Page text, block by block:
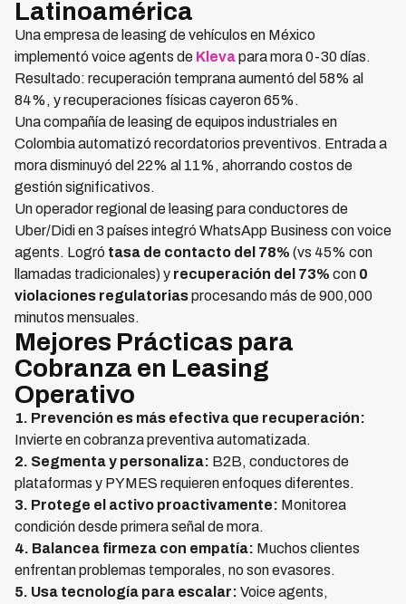
Latinoamérica
Una empresa de leasing de vehículos en México
implementó voice agents de Klevapara mora 0-30 días.
Resultado: recuperación temprana aumentó del 58% al
84%, y recuperaciones físicas cayeron 65%.
Una compañía de leasing de equipos industriales en
Colombia automatizó recordatorios preventivos. Entrada a
mora disminuyó del 22% al 11%, ahorrando costos de
gestión significativos.
Un operador regional de leasing para conductores de
Uber/Didi en 3 países integró WhatsApp Business con voice
agents. Logró tasa de contacto del 78% (vs 45% con
llamadas tradicionales) y recuperación del 73% con 0
violaciones regulatoriasprocesando más de 900,000
minutos mensuales.
Mejores Prácticas para
Cobranza en Leasing
Operativo
1. Prevención es más efectiva que recuperación:
Invierte en cobranza preventiva automatizada.
2. Segmenta y personaliza: B2B, conductores de
plataformas y PYMES requieren enfoques diferentes.
3. Protege el activo proactivamente: Monitorea
condición desde primera señal de mora.
4. Balancea firmeza con empatía: Muchos clientes
enfrentan problemas temporales, no son evasores.
5. Usa tecnología para escalar: Voice agents,